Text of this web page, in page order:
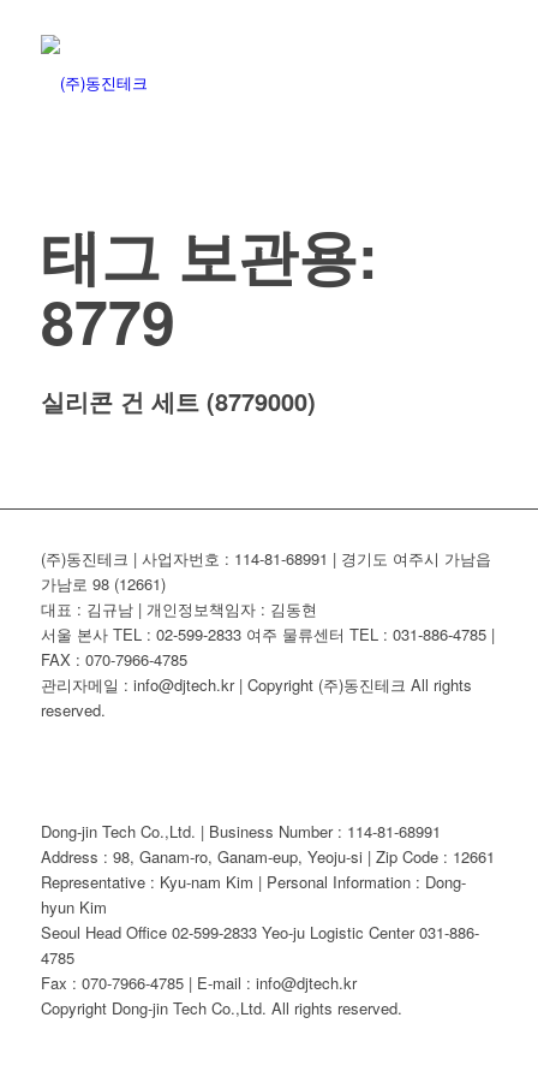
태그 보관용:
8779
실리콘 건 세트 (8779000)
(주)동진테크 | 사업자번호 : 114-81-68991 | 경기도 여주시 가남읍
가남로 98 (12661)
대표 : 김규남 | 개인정보책임자 : 김동현
서울 본사 TEL : 02-599-2833 여주 물류센터 TEL : 031-886-4785 |
FAX : 070-7966-4785
관리자메일 : info@djtech.kr | Copyright (주)동진테크 All rights
reserved.
Dong-jin Tech Co.,Ltd. | Business Number : 114-81-68991
Address : 98, Ganam-ro, Ganam-eup, Yeoju-si | Zip Code : 12661
Representative : Kyu-nam Kim | Personal Information : Dong-
hyun Kim
Seoul Head Office 02-599-2833 Yeo-ju Logistic Center 031-886-
4785
Fax : 070-7966-4785 | E-mail : info@djtech.kr
Copyright Dong-jin Tech Co.,Ltd. All rights reserved.